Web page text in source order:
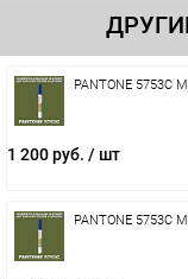
PANTONE
1 200 руб. / шт
PANTONE